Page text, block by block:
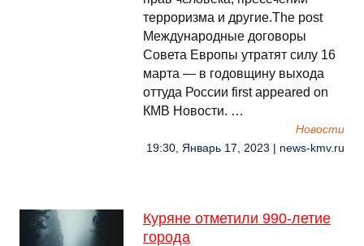
терроризма и другие.The post
Международные договоры
Совета Европы утратят силу 16
марта — в годовщину выхода
оттуда России first appeared on
КМВ Новости. …
Новости
19:30, Январь 17, 2023 | news-kmv.ru
Куряне отметили 990-летие
города